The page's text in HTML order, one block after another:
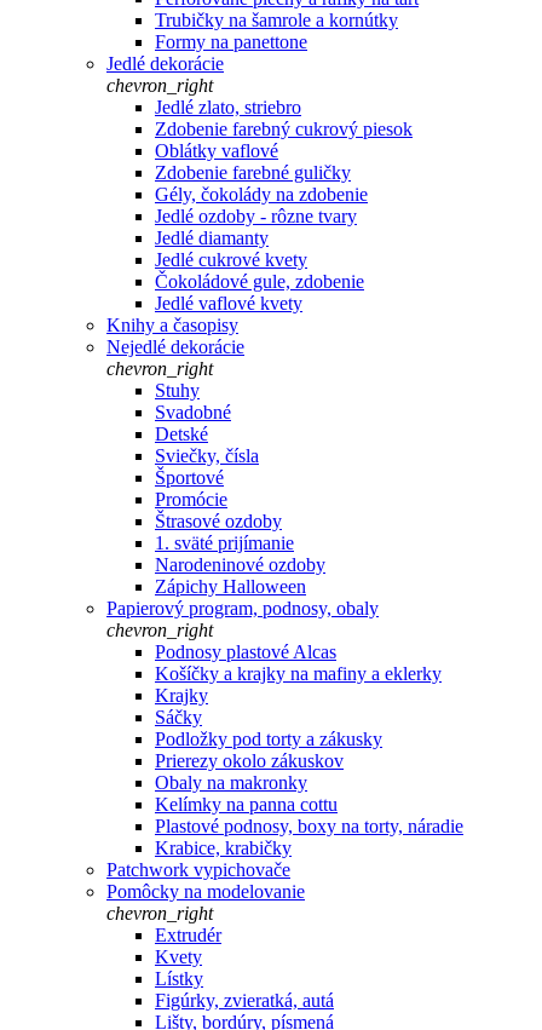
Trubičky na šamrole a kornútky
Formy na panettone
Jedlé dekorácie
chevron_right
Jedlé zlato, striebro
Zdobenie farebný cukrový piesok
Oblátky vaflové
Zdobenie farebné guličky
Gély, čokolády na zdobenie
Jedlé ozdoby - rôzne tvary
Jedlé diamanty
Jedlé cukrové kvety
Čokoládové gule, zdobenie
Jedlé vaflové kvety
Knihy a časopisy
Nejedlé dekorácie
chevron_right
Stuhy
Svadobné
Detské
Sviečky, čísla
Športové
Promócie
Štrasové ozdoby
1. sväté prijímanie
Narodeninové ozdoby
Zápichy Halloween
Papierový program, podnosy, obaly
chevron_right
Podnosy plastové Alcas
Košíčky a krajky na mafiny a eklerky
Krajky
Sáčky
Podložky pod torty a zákusky
Prierezy okolo zákuskov
Obaly na makronky
Kelímky na panna cottu
Plastové podnosy, boxy na torty, náradie
Krabice, krabičky
Patchwork vypichovače
Pomôcky na modelovanie
chevron_right
Extrudér
Kvety
Lístky
Figúrky, zvieratká, autá
Lišty, bordúry, písmená